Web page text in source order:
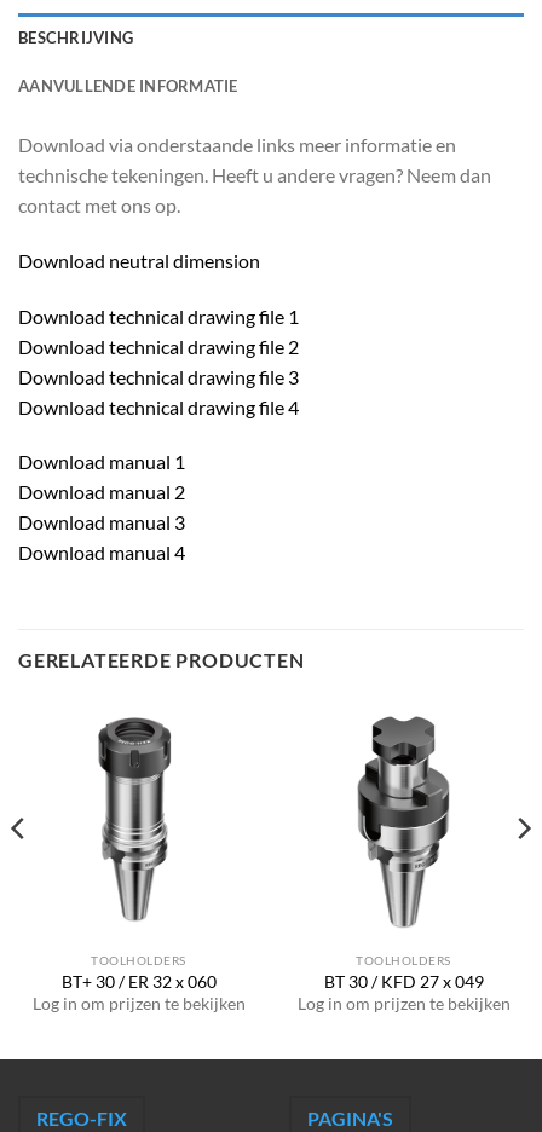
BESCHRIJVING
AANVULLENDE INFORMATIE
Download via onderstaande links meer informatie en
technische tekeningen. Heeft u andere vragen? Neem dan
contact met ons op.
Download neutral dimension
Download technical drawing file 1
Download technical drawing file 2
Download technical drawing file 3
Download technical drawing file 4
Download manual 1
Download manual 2
Download manual 3
Download manual 4
GERELATEERDE PRODUCTEN
TOOLHOLDERS
BT+ 30 / ER 32 x 060
Log in om prijzen te bekijken
TOOLHOLDERS
BT 30 / KFD 27 x 049
Log in om prijzen te bekijken
REGO-FIX PAGINA'S